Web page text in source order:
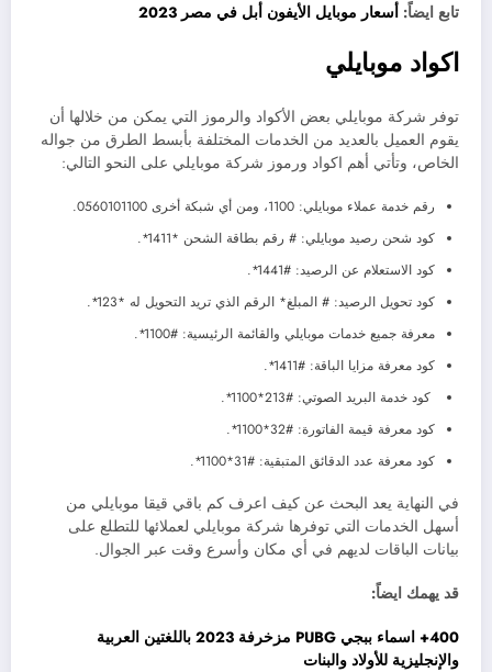
تابع ايضاً: أسعار موبايل الأيفون أبل في مصر 2023
اكواد موبايلي
توفر شركة موبايلي بعض الأكواد والرموز التي يمكن من خلالها أن
يقوم العميل بالعديد من الخدمات المختلفة بأبسط الطرق من جواله
الخاص، وتأتي أهم اكواد ورموز شركة موبايلي على النحو التالي:
رقم خدمة عملاء موبايلي: 1100، ومن أي شبكة أخرى 0560101100.
كود شحن رصيد موبايلي: # رقم بطاقة الشحن *1411*.
كود الاستعلام عن الرصيد: #1441*.
كود تحويل الرصيد: # المبلغ* الرقم الذي تريد التحويل له *123*.
معرفة جميع خدمات موبايلي والقائمة الرئيسية: #1100*.
كود معرفة مزايا الباقة: #1411*.
كود خدمة البريد الصوتي: #213*1100*.
كود معرفة قيمة الفاتورة: #32*1100*.
كود معرفة عدد الدقائق المتبقية: #31*1100*.
في النهاية يعد البحث عن كيف اعرف كم باقي قيقا موبايلي من
أسهل الخدمات التي توفرها شركة موبايلي لعملائها للتطلع على
بيانات الباقات لديهم في أي مكان وأسرع وقت عبر الجوال.
قد يهمك ايضاً:
400+ اسماء ببجي PUBG مزخرفة 2023 باللغتين العربية
والإنجليزية للأولاد والبنات